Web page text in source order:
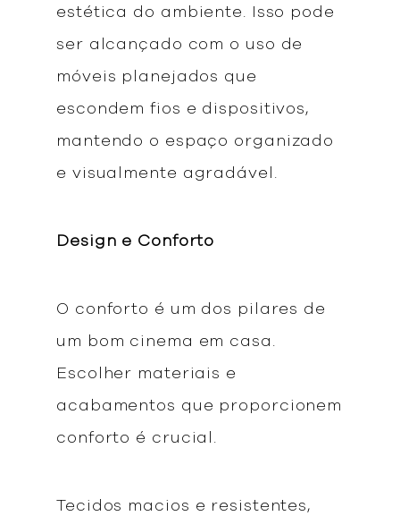
estética do ambiente. Isso pode
ser alcançado com o uso de
móveis planejados que
escondem fios e dispositivos,
mantendo o espaço organizado
e visualmente agradável.
Design e Conforto
O conforto é um dos pilares de
um bom cinema em casa.
Escolher materiais e
acabamentos que proporcionem
conforto é crucial.
Tecidos macios e resistentes,